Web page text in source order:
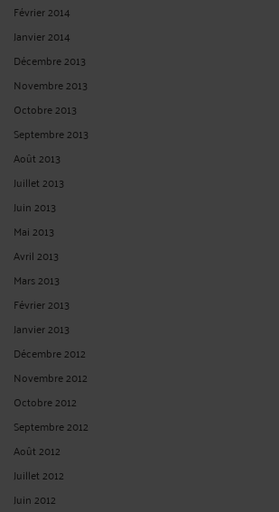
Février 2014
Janvier 2014
Décembre 2013
Novembre 2013
Octobre 2013
Septembre 2013
Août 2013
Juillet 2013
Juin 2013
Mai 2013
Avril 2013
Mars 2013
Février 2013
Janvier 2013
Décembre 2012
Novembre 2012
Octobre 2012
Septembre 2012
Août 2012
Juillet 2012
Juin 2012